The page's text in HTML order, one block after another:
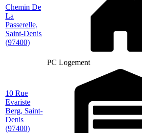
Chemin De
La
Passerelle,
Saint-Denis
(97400)
PC Logement
10 Rue
Evariste
Berg, Saint-
Denis
(97400)